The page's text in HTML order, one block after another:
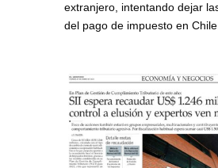
extranjero, intentando dejar
del pago de impuesto en